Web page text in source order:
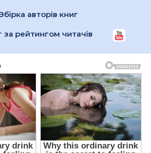
авторів книг
рейтингом читачів